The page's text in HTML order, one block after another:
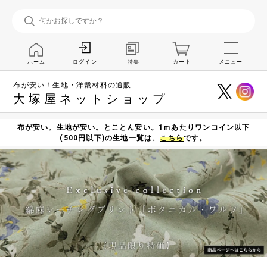
布が安い！生地・洋裁材料の通販
大塚屋ネットショップ
ホーム ログイン 特集 カート メニュー
布が安い。生地が安い。とことん安い。1ｍあたりワンコイン以下
(500円以下)の生地一覧は、こちらです。